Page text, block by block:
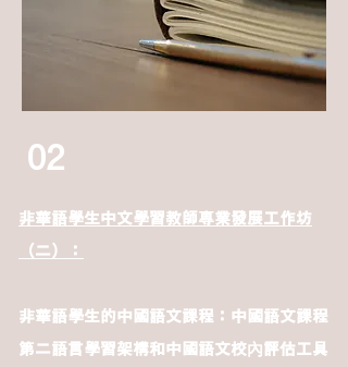
02
非華語學生中文學習教師專業發展工作坊
（二）：
非華語學生的中國語文課程：中國語文課程
第二語言學習架構和中國語文校內評估工具